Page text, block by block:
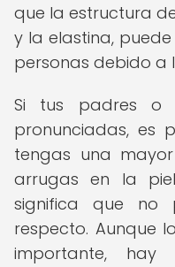
que la estructura
y la elastina,
personas debido a
Si tus padres o
pronunciadas, es
tengas una
arrugas en la
significa que no
respecto. Aunque
importante, hay